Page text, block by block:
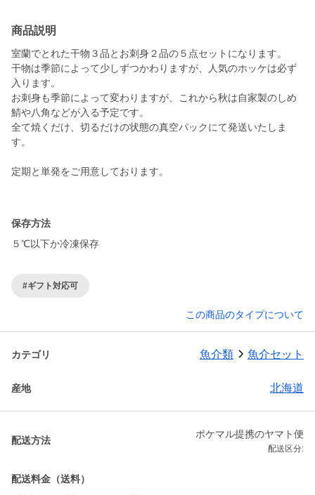
商品説明
室蘭でとれた干物３品とお刺身２品の５点セットになります。
干物は季節によって少しずつかわりますが、人気のホッケは必ず
入ります。
お刺身も季節によって変わりますが、これから秋は自家製のしめ
鯖や八角などが入る予定です。
全て焼くだけ、切るだけの状態の真空パックにて発送いたしま
す。
定期と単発をご用意しております。
保存方法
５℃以下か冷凍保存
#ギフト対応可
この商品のタイプについて
カテゴリ 魚介類 魚介セット
産地 北海道
配送方法
ポケマル提携のヤマト便
配送区分:
配送料金（送料）